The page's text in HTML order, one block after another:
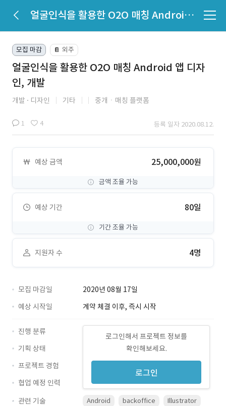
얼굴인식을 활용한 O2O 매칭 Android 앱 디자인, 개발
모집 마감 📔 외주
얼굴인식을 활용한 O2O 매칭 Android 앱 디자
인, 개발
개발 디자인 기타 중개ㆍ매칭 플랫폼
1 4 등록 일자 2020.08.12.
예상 금액 25,000,000원
금액 조율 가능
예상 기간 80일
기간 조율 가능
지원자 수 4명
모집 마감일
2020년 08월 17일
예상 시작일
계약 체결 이후, 즉시 시작
로그인해서 프로젝트 정보를
확인해보세요.
로그인
진행 분류
기획 상태
프로젝트 경험
협업 예정 인력
관련 기술
Android backoffice
Illustrator